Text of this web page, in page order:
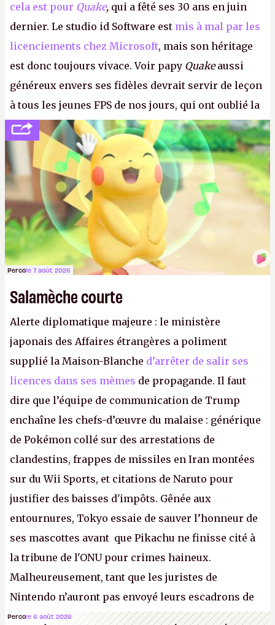
cela est pour Quake, qui a fêté ses 30 ans en juin
dernier. Le studio id Software est mis à mal par les
licenciements chez Microsoft, mais son héritage
est donc toujours vivace. Voir papy Quakeaussi
généreux envers ses fidèles devrait servir de leçon
à tous les jeunes FPS de nos jours, qui ont oublié la
politesse et le respect envers leurs joueurs et les
anciens. Il leur faudrait une bonne guerre des
consoles à ces petits cons !
Percole 7 août 2026
Salamèche courte
Alerte diplomatique majeure : le ministère
japonais des Affaires étrangères a poliment
supplié la Maison-Blanche d’arrêter de salir ses
licences dans ses mèmes de propagande. Il faut
dire que l’équipe de communication de Trump
enchaîne les chefs-d’œuvre du malaise : générique
de Pokémon collé sur des arrestations de
clandestins, frappes de missiles en Iran montées
sur du Wii Sports, et citations de Naruto pour
justifier des baisses d'impôts. Gênée aux
entournures, Tokyo essaie de sauver l’honneur de
ses mascottes avant que Pikachu ne finisse cité à
la tribune de l'ONU pour crimes haineux.
Malheureusement, tant que les juristes de
Nintendo n’auront pas envoyé leurs escadrons de
la mort judiciaires pour distribuer du copyright
Percole 6 août 2026